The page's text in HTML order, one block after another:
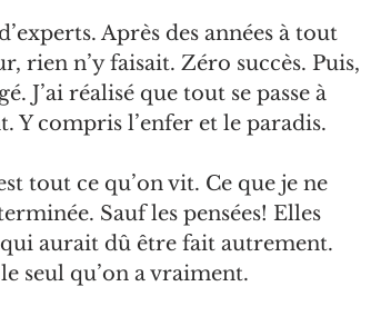
Après des années à tout
rien n’y faisait. Zéro succès. Puis,
J’ai réalisé que tout se passe à
Y compris l’enfer et le paradis.
tout ce qu’on vit. Ce que je ne
Sauf les pensées! Elles
aurait dû être fait autrement.
seul qu’on a vraiment.